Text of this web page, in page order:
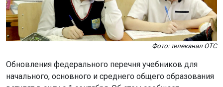
Фото: телеканал ОТС
Обновления федерального перечня учебников для
начального, основного и среднего общего образования